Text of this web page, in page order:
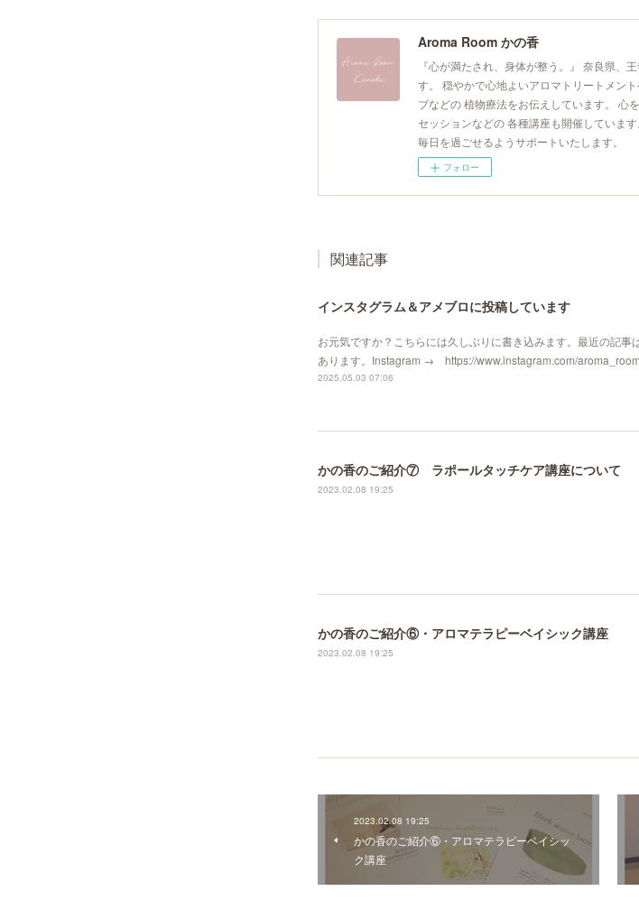
Aroma Room かの香
『心が満たされ、身体が整う。』 奈良県、
す。 穏やかで心地よいアロマトリートメン
ブなどの 植物療法をお伝えしています。 心
セッションなどの 各種講座も開催していま
毎日を過ごせるようサポートいたします。
フォロー
関連記事
インスタグラム＆アメブロに投稿しています
お元気ですか？こちらには久しぶりに書き込みます。最近の記事
あります。Instagram → https://www.instagram.com/
2025.05.03 07:06
かの香のご紹介⑦ ラポールタッチケア講座について
2023.02.08 19:25
かの香のご紹介⑥・アロマテラピーベイシック講座
2023.02.08 19:25
2023.02.08 19:25
かの香のご紹介⑥・アロマテラピーベイシッ
ク講座